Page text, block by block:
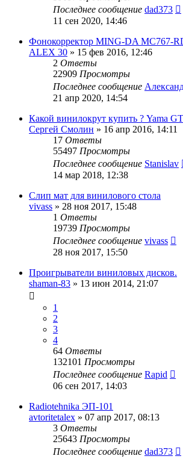
Последнее сообщение dad373
11 сен 2020, 14:46
Фонокорректор MING-DA MC767-
ALEX 30 » 15 фев 2016, 12:46
2 Ответы
22909 Просмотры
Последнее сообщение
21 апр 2020, 14:54
Какой винилокрут купить ? Yama
Сергей Смолин » 16 апр 2016, 14:11
17 Ответы
55497 Просмотры
Последнее сообщение Stanislav
14 мар 2018, 12:38
Слип мат для винилового стола
vivass » 28 ноя 2017, 15:48
1 Ответы
19739 Просмотры
Последнее сообщение vivass
28 ноя 2017, 15:50
Проигрыватели виниловых дисков.
shaman-83 » 13 июн 2014, 21:07
1
2
3
4
64 Ответы
132101 Просмотры
Последнее сообщение Rapid
06 сен 2017, 14:03
Radiotehnika ЭП-101
avtoritetalex » 07 апр 2017, 08:13
3 Ответы
25643 Просмотры
Последнее сообщение dad373